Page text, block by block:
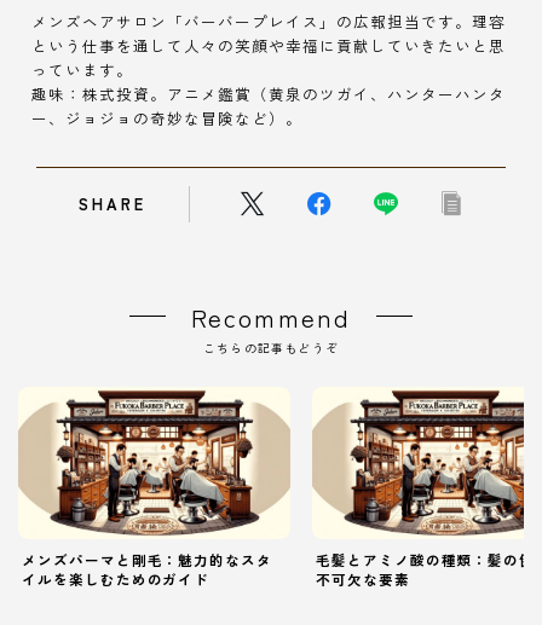
メンズヘアサロン「バーバープレイス」の広報担当です。理容
という仕事を通して人々の笑顔や幸福に貢献していきたいと思
っています。
趣味：株式投資。アニメ鑑賞（黄泉のツガイ、ハンターハンタ
ー、ジョジョの奇妙な冒険など）。
SHARE
Recommend
こちらの記事もどうぞ
メンズパーマと剛毛：魅力的なスタ
イルを楽しむためのガイド
毛髪とアミノ酸の種類：髪の健
不可欠な要素